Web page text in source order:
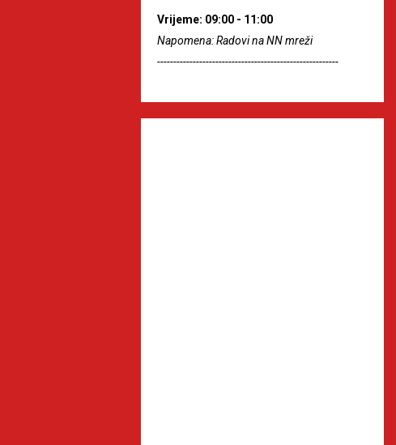
Vrijeme: 09:00 - 11:00
Napomena: Radovi na NN mreži
--------------------------------------------------------